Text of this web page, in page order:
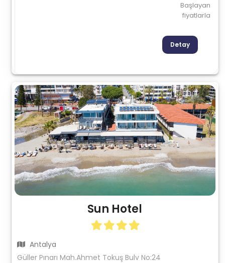
Başlayan
fiyatlarla
Detay
Sun Hotel
Antalya
Güller Pınarı Mah.Ahmet Tokuş Bulv No:24